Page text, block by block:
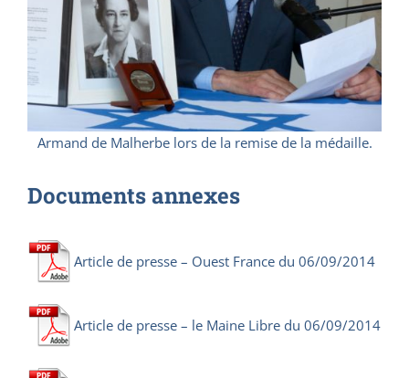
Armand de Malherbe lors de la remise de la médaille.
Documents annexes
Article de presse – Ouest France du 06/09/2014
Article de presse – le Maine Libre du 06/09/2014